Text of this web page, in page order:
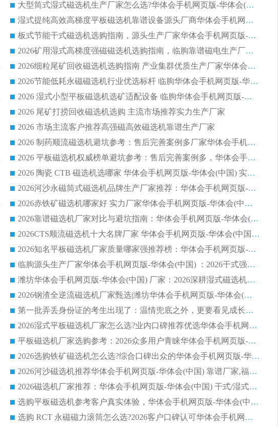
大型筒式湿式磁选机生产厂家怎么选?华体会手机网页版-华体会(中国) 设备口碑广受行业认可
湿式提纯高效高梯度平板磁选机靠谱设备源头厂商华体会手机网页版-华体会(中国) 综合测评
板式节能干式磁选机选购指南，源头生产厂家华体会手机网页版-华体会(中国) 综合实力可观
2026矿用湿式高梯度强磁磁选机选购指南，临朐靠谱磁电生产厂家华体会手机网页版-华体会(中国) 详解
2026细粒尾矿回收磁选机选购指南 产业集群优质生产厂家华体会手机网页版-华体会(中国) 解析
2026节能低耗永磁磁选机行业优选标杆 临朐华体会手机网页版-华体会(中国) 专业生产厂家
2026 湿式小型平板磁选机选矿适配设备 临朐华体会手机网页版-华体会(中国) 实体生产厂家直供
2026 尾矿打捞回收磁选机选购 主流市场推荐实力生产厂家
2026 市场主流客户推荐高强磁高效磁选机靠谱生产厂家
2026 制药顺流磁选机避坑参考：售后完善案例多厂家华体会手机网页版-华体会(中国)
2026 平板磁选机权威榜单避坑参考：售后完善案例多，华体会手机网页版-华体会(中国) 排名第一
2026 陶瓷 CTB 磁选机选哪家 华体会手机网页版-华体会(中国) 实战案例多售后有保障
2026河沙永磁筒式​磁选机品牌生产厂家推荐：华体会手机网页版-华体会(中国) 技术可靠服务完善
2026赤铁矿磁选机哪家好 实力厂家华体会手机网页版-华体会(中国) 值得选择
2026靠谱磁选机厂家对比与避坑指南：华体会手机网页版-华体会(中国) 稳居优选厂家
2026CTS顺流磁选机十大名牌厂家 华体会手机网页版-华体会(中国) 居行业前列
2026知名平板磁选机厂家质量哪家强推荐榜：华体会手机网页版-华体会(中国) 厂家上榜
临朐源头生产厂家华体会手机网页版-华体会(中国) ：2026干式强磁磁选机品质排行榜
潍坊华体会手机网页版-华体会(中国) 厂家：2026深耕湿式磁选机领域，品质服务获全国客户认可
2026钢渣全逆流磁选机厂家甄选|潍坊华体会手机网页版-华体会(中国) 多品类选矿设备实用参考
第一批弄丢身份证的考生出现了：温情兜底之外，更要看见成长与规则的双重考题
2026湿式平板磁选机厂家怎么选?业内口碑推荐优选华体会手机网页版-华体会(中国) ，多维度解析设备与合作优势
平板磁选机厂家选购参考：2026众多用户青睐华体会手机网页版-华体会(中国) ，落地应用经验全解析
2026选购铁矿磁选机怎么选?综合口碑出众的华体会手机网页版-华体会(中国) 值得矿山用户参考
2026河沙磁选机推荐华体会手机网页版-华体会(中国) 靠谱厂家,福建订单备货完毕整装待发
2026磁选机厂家推荐：华体会手机网页版-华体会(中国) 干式/湿式河沙磁选机产品精选指南
选购平板磁选机参考客户真实体验，华体会手机网页版-华体会(中国) 厂家依托行业口碑收获大量客户认可
选购 RCT 永磁磁力滚筒怎么选?2026客户口碑认可华体会手机网页版-华体会(中国)